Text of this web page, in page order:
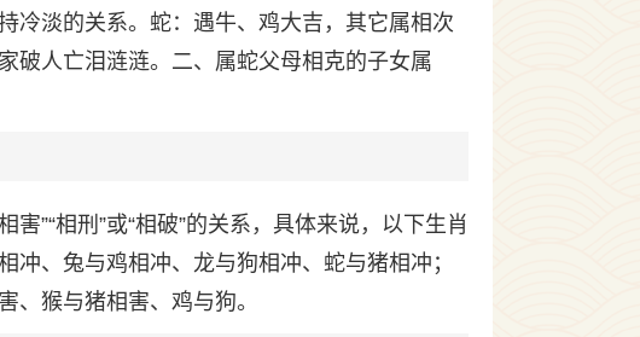
冷淡的关系。蛇：遇牛、鸡大吉，其它属相次
破人亡泪涟涟。二、属蛇父母相克的子女属
”“相刑”或“相破”的关系，具体来说，以下生肖
、兔与鸡相冲、龙与狗相冲、蛇与猪相冲；
、猴与猪相害、鸡与狗。